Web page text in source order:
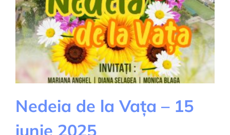
Nedeia de la Vața – 15
iunie 2025